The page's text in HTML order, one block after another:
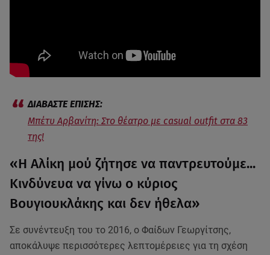
Μπέτυ Αρβανίτη: Στο θέατρο με casual outfit στα 83
της!
«Η Αλίκη μού ζήτησε να παντρευτούμε...
Κινδύνευα να γίνω ο κύριος
Βουγιουκλάκης και δεν ήθελα»
Σε συνέντευξη του το 2016, ο Φαίδων Γεωργίτσης,
αποκάλυψε περισσότερες λεπτομέρειες για τη σχέση